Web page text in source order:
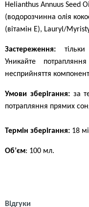
Helianthus Annuus Seed
(водорозчинна олія
(вітамін Е), Lauryl/
Застереження: тільки
Уникайте
несприйняття
Умови зберігання:за
потрапляння прямих
Термін зберігання: 18
Об’єм: 100 мл.
Відгуки